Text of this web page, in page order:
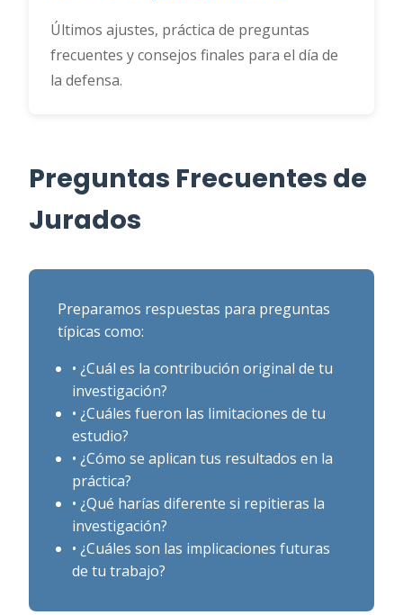
Últimos ajustes, práctica de preguntas
frecuentes y consejos finales para el día de
la defensa.
Preguntas Frecuentes de
Jurados
Preparamos respuestas para preguntas
típicas como:
• ¿Cuál es la contribución original de tu
investigación?
• ¿Cuáles fueron las limitaciones de tu
estudio?
• ¿Cómo se aplican tus resultados en la
práctica?
• ¿Qué harías diferente si repitieras la
investigación?
• ¿Cuáles son las implicaciones futuras
de tu trabajo?